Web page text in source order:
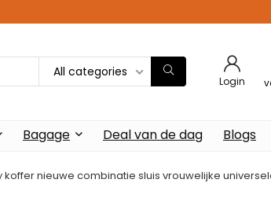
All categories
Login
Bagage Deal van de dag Blogs
nieuwe combinatie sluis vrouwelijke